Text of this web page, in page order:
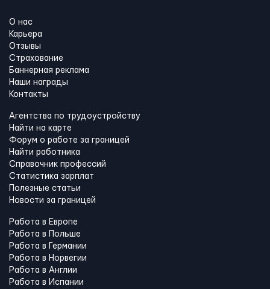
О нас
Карьера
Отзывы
Страхование
Баннерная реклама
Наши награды
Контакты
Агентства по трудоустройству
Найти на карте
Форум о работе за границей
Найти работника
Справочник профессий
Статистика зарплат
Полезные статьи
Новости за границей
Работа в Европе
Работа в Польше
Работа в Германии
Работа в Норвегии
Работа в Англии
Работа в Испании